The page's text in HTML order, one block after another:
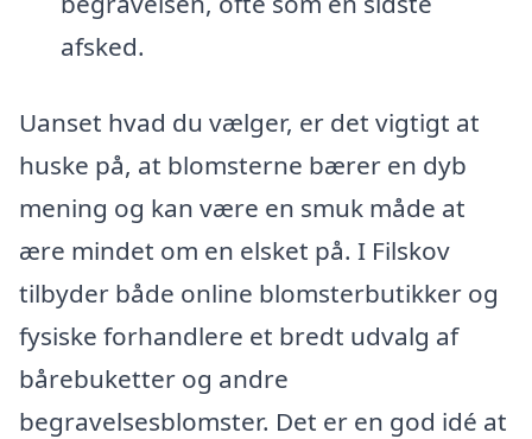
afsked.
Uanset hvad du vælger, er det vigtigt at
huske på, at blomsterne bærer en dyb
mening og kan være en smuk måde at
ære mindet om en elsket på. I Filskov
tilbyder både online blomsterbutikker og
fysiske forhandlere et bredt udvalg af
bårebuketter og andre
begravelsesblomster. Det er en god idé at